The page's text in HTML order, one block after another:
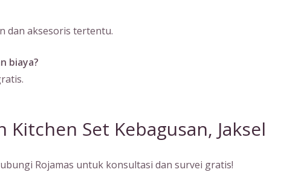
dan aksesoris tertentu.
biaya?
Kitchen Set Kebagusan, Jaksel
Rojamas untuk konsultasi dan survei gratis!